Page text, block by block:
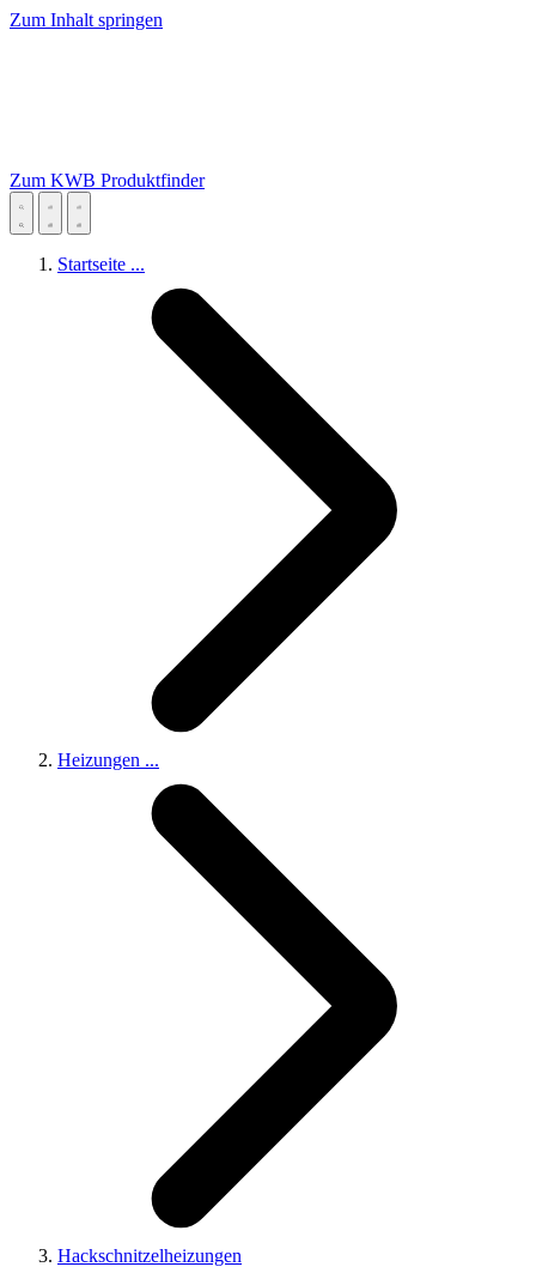
Zum Inhalt springen
Zum KWB Produktfinder
Startseite ...
Heizungen ...
Hackschnitzelheizungen